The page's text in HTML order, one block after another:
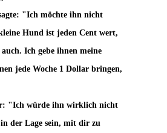
"Ich möchte ihn nicht
Hund ist jeden Cent wert,
Ich gebe ihnen meine
jede Woche 1 Dollar bringen,
"Ich würde ihn wirklich nicht
der Lage sein, mit dir zu